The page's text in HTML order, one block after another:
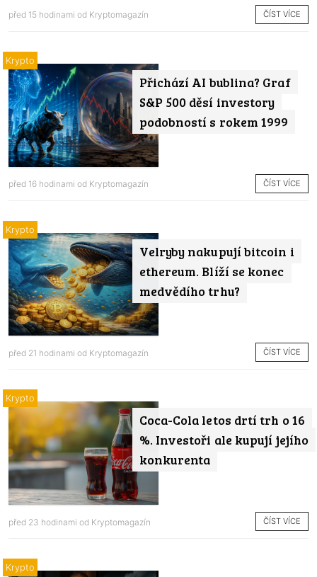
před 15 hodinami od Kryptomagazín ČÍST VÍCE
Přichází AI bublina? Graf
S&P 500 děsí investory
podobností s rokem 1999
Krypto
před 16 hodinami od Kryptomagazín ČÍST VÍCE
Velryby nakupují bitcoin i
ethereum. Blíží se konec
medvědího trhu?
Krypto
před 21 hodinami od Kryptomagazín ČÍST VÍCE
Coca-Cola letos drtí trh o 16
%. Investoři ale kupují jejího
konkurenta
Krypto
před 23 hodinami od Kryptomagazín ČÍST VÍCE
Krypto